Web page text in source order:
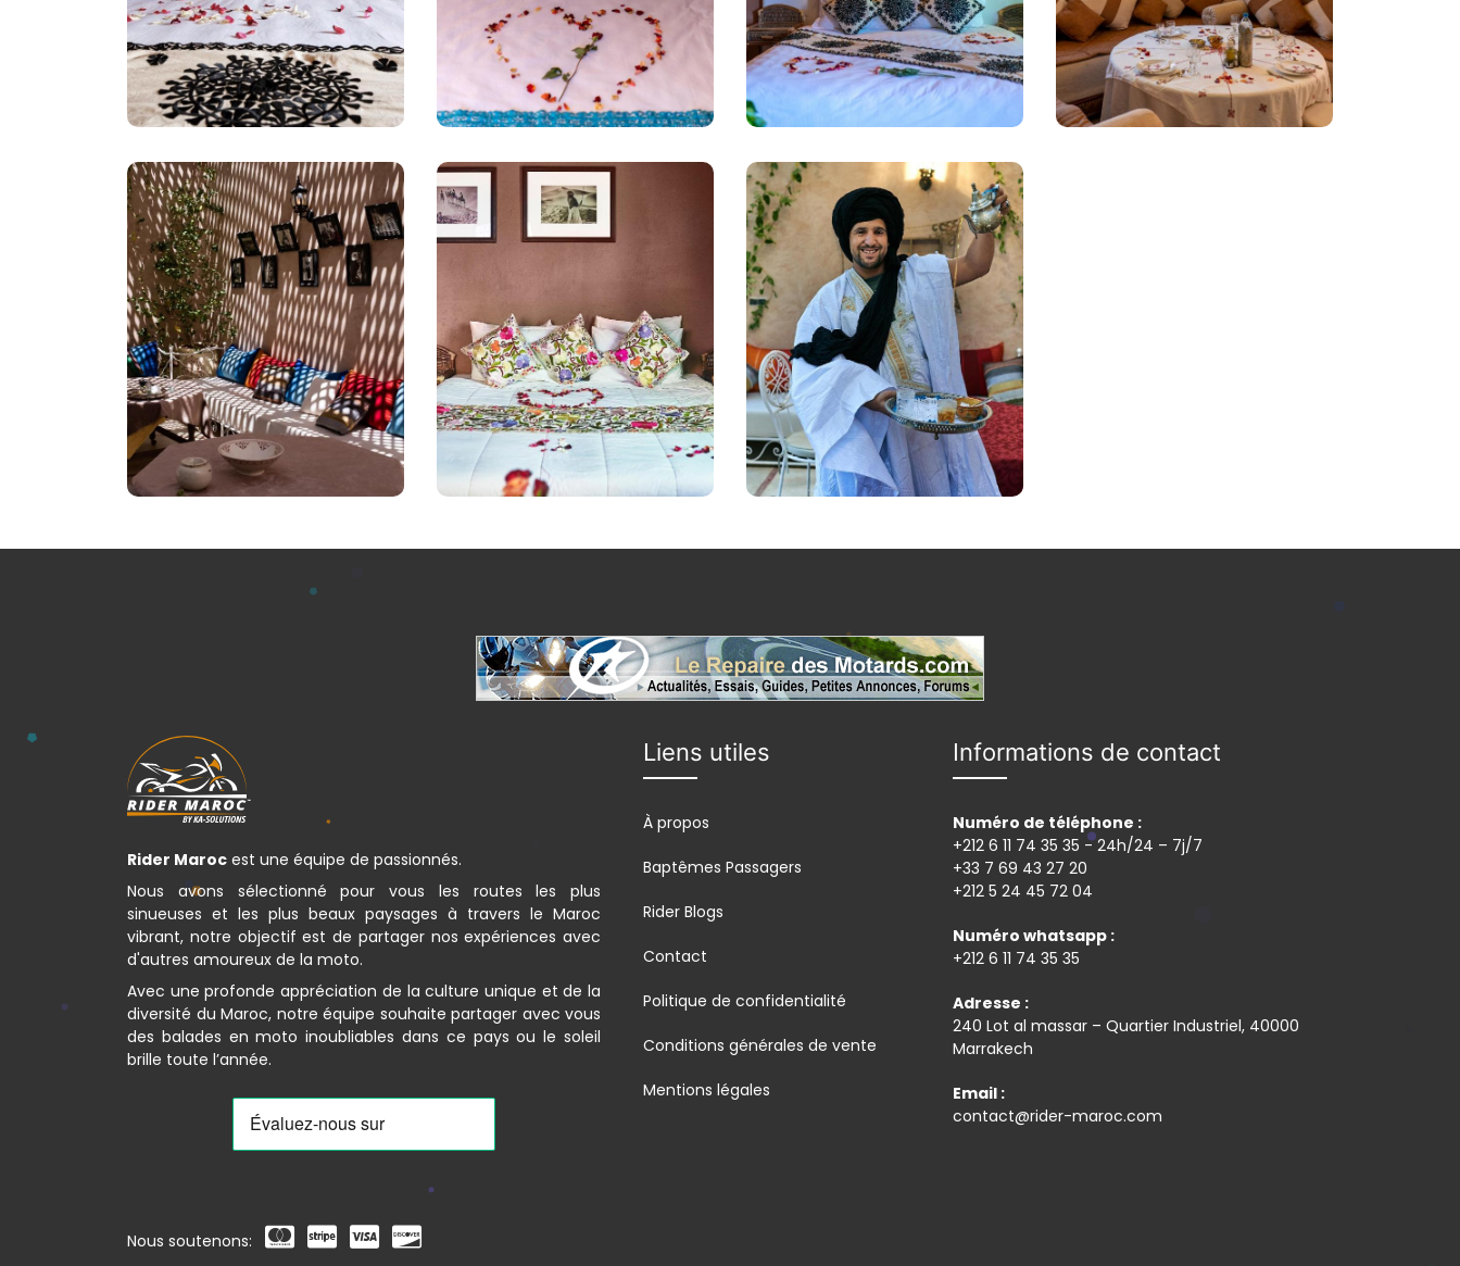
Rider Maroc est une équipe de passionnés.
Nous avons sélectionné pour vous les routes les plus
sinueuses et les plus beaux paysages à travers le Maroc
vibrant, notre objectif est de partager nos expériences avec
d'autres amoureux de la moto.
Avec une profonde appréciation de la culture unique et de la
diversité du Maroc, notre équipe souhaite partager avec vous
des balades en moto inoubliables dans ce pays ou le soleil
brille toute l’année.
Liens utiles
À propos
Baptêmes Passagers
Rider Blogs
Contact
Politique de confidentialité
Conditions générales de vente
Mentions légales
Informations de contact
Numéro de téléphone :
+212 6 11 74 35 35 - 24h/24 – 7j/7
+33 7 69 43 27 20
+212 5 24 45 72 04
Numéro whatsapp :
+212 6 11 74 35 35
Adresse :
240 Lot al massar – Quartier Industriel, 40000
Marrakech
Email :
contact@rider-maroc.com
Nous soutenons: